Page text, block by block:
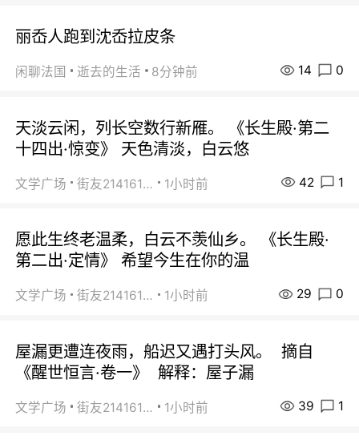
丽岙人跑到沈岙拉皮条
闲聊法国 逝去的生活 8分钟前 14 0
天淡云闲，列长空数行新雁。 《长生殿·第二
十四出·惊变》 天色清淡，白云悠
文学广场 街友21416156 1小时前 42 1
愿此生终老温柔，白云不羡仙乡。 《长生殿·
第二出·定情》 希望今生在你的温
文学广场 街友21416156 1小时前 29 0
屋漏更遭连夜雨，船迟又遇打头风。 摘自
《醒世恒言·卷一》 解释：屋子漏
文学广场 街友21416156 1小时前 39 1